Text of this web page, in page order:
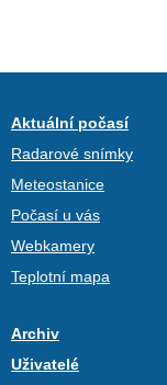
Aktuální počasí
Radarové snímky
Meteostanice
Počasí u vás
Webkamery
Teplotní mapa
Archiv
Uživatelé